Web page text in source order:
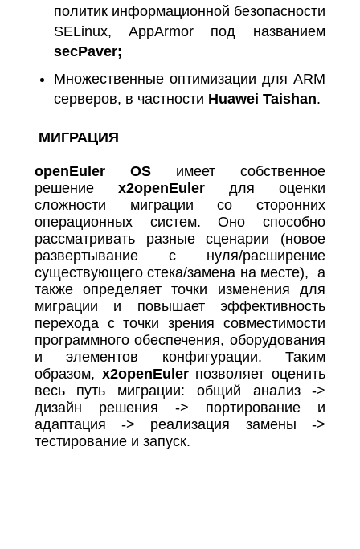
политик информационной безопасности
SELinux, AppArmor под названием
secPaver;
Множественные оптимизации для ARM
серверов, в частности Huawei Taishan.
МИГРАЦИЯ
openEuler OSимеет собственное
решение x2openEulerдля оценки
сложности миграции со сторонних
операционных систем. Оно способно
рассматривать разные сценарии (новое
развертывание с нуля/расширение
существующего стека/замена на месте), а
также определяет точки изменения для
миграции и повышает эффективность
перехода с точки зрения совместимости
программного обеспечения, оборудования
и элементов конфигурации. Таким
образом, x2openEulerпозволяет оценить
весь путь миграции: общий анализ ->
дизайн решения -> портирование и
адаптация -> реализация замены ->
тестирование и запуск.